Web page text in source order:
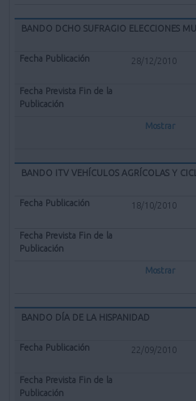
BANDO DCHO SUFRAGIO ELECCIONES
28/12/2010
Mostrar
BANDO ITV VEHÍCULOS AGRÍCOLAS Y
18/10/2010
Mostrar
BANDO DÍA DE LA HISPANIDAD
22/09/2010